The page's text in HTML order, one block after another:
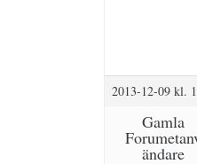
2013-12-09 kl.
Gamla
ändare